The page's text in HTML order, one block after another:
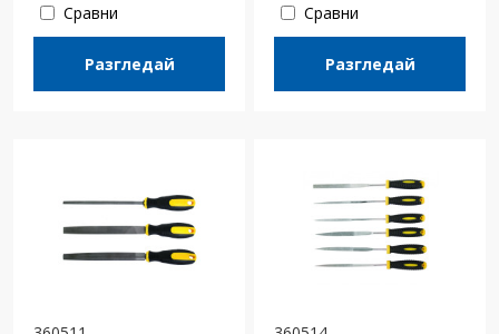
Сравни
Разгледай
Сравни
Разгледай